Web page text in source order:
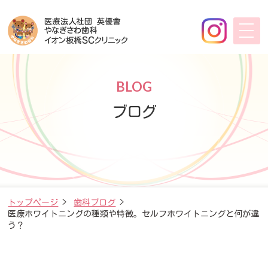
BLOG
ブログ
トップページ > 歯科ブログ >
医療ホワイトニングの種類や特徴。セルフホワイトニングと何が違
う？